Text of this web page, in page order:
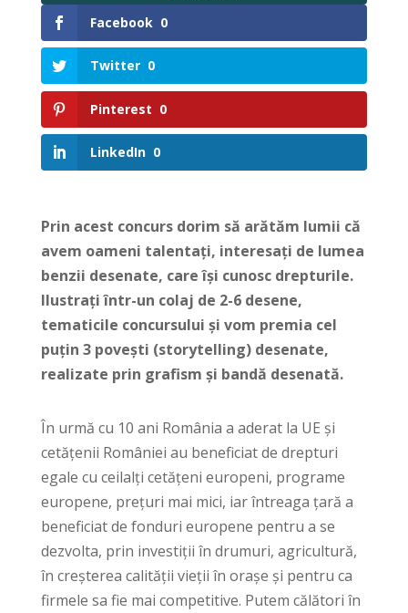
Facebook 0
Twitter 0
Pinterest 0
LinkedIn 0
Prin acest concurs dorim să arătăm lumii că
avem oameni talentați, interesați de lumea
benzii desenate, care își cunosc drepturile.
Ilustrați într-un colaj de 2-6 desene,
tematicile concursului și vom premia cel
puțin 3 povești (storytelling) desenate,
realizate prin grafism și bandă desenată.
În urmă cu 10 ani România a aderat la UE și
cetățenii României au beneficiat de drepturi
egale cu ceilalți cetățeni europeni, programe
europene, prețuri mai mici, iar întreaga țară a
beneficiat de fonduri europene pentru a se
dezvolta, prin investiții în drumuri, agricultură,
în creșterea calității vieții în orașe și pentru ca
firmele sa fie mai competitive. Putem călători în